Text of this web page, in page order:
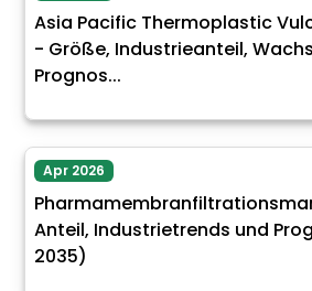
Asia Pacific Thermoplastic
- Größe, Industrieanteil,
Prognos...
Apr 2026
Anteil, Industrietrends und
2035)